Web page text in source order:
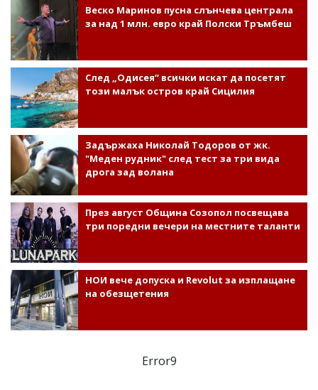
Веско Маринов пусна слънчева централа
за над 1 млн. евро край Полски Тръмбеш
След „Одисея“ всички искат да посетят
този малък остров край Сицилия
Задържаха Николай Тодоров от жк.
"Меден рудник" след тест за три вида
дрога зад волана
През август Община Созопол посвещава
три поредни вечери на местните таланти
НОИ вече допуска и Revolut за изплащане
на обезщетения
Error9